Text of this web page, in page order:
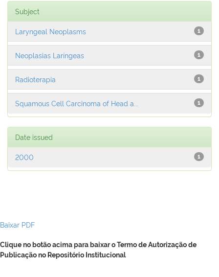
Subject
1
Laryngeal Neoplasms
1
Neoplasias Laríngeas
1
Radioterapia
1
Squamous Cell Carcinoma of Head a...
Date issued
1
2000
Baixar PDF
Clique no botão acima para baixar o Termo de Autorização de
Publicação no Repositório Institucional